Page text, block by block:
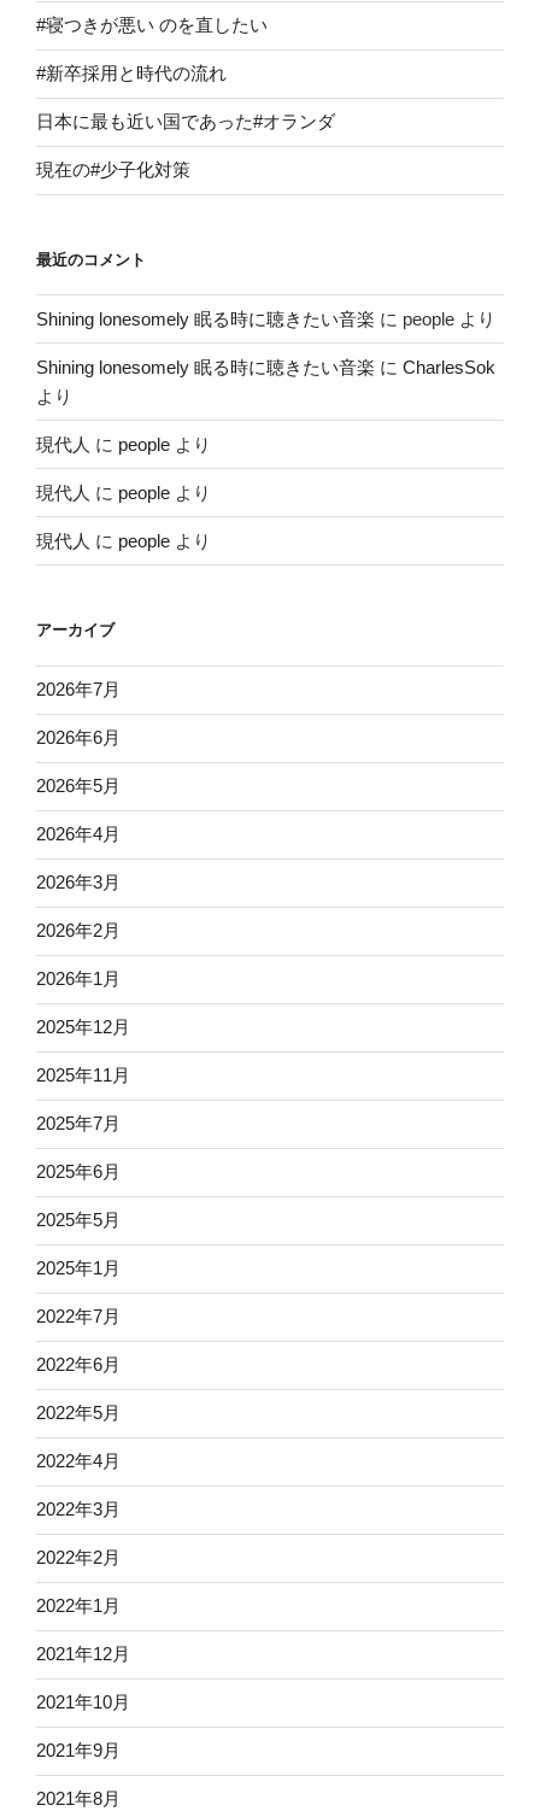
#寝つきが悪い のを直したい
#新卒採用と時代の流れ
日本に最も近い国であった#オランダ
現在の#少子化対策
最近のコメント
Shining lonesomely 眠る時に聴きたい音楽 に people より
Shining lonesomely 眠る時に聴きたい音楽 に CharlesSok
より
現代人 に people より
現代人 に people より
現代人 に people より
アーカイブ
2026年7月
2026年6月
2026年5月
2026年4月
2026年3月
2026年2月
2026年1月
2025年12月
2025年11月
2025年7月
2025年6月
2025年5月
2025年1月
2022年7月
2022年6月
2022年5月
2022年4月
2022年3月
2022年2月
2022年1月
2021年12月
2021年10月
2021年9月
2021年8月